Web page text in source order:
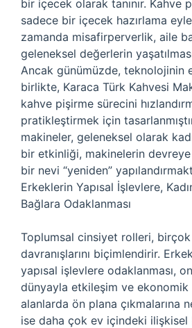
bir içecek olarak tanınır. Kahve
sadece bir içecek hazırlama
zamanda misafirperverlik, aile
geleneksel değerlerin
Ancak günümüzde, teknolojinin
birlikte, Karaca Türk Kahvesi
kahve pişirme sürecini
pratikleştirmek için
makineler, geleneksel olarak
bir etkinliği, makinelerin
bir nevi “yeniden”
Erkeklerin Yapısal İşlevlere,
Bağlara Odaklanması
Toplumsal cinsiyet rolleri,
davranışlarını biçimlendirir.
yapısal işlevlere odaklanması,
dünyayla etkileşim ve ekonomik
alanlarda ön plana çıkmalarına
ise daha çok ev içindeki ilişkisel